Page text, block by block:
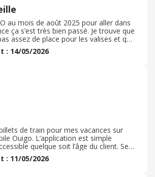
au mois de août 2025 pour aller dans
ça s’est très bien passé. Je trouve que
assez de place pour les valises et que
fois des personnes qui parlent au
respecte pas le silence dans le train,
prix ont assez augmenté par rapport
mais ça reste toujours accessible
?
: 14/05/2026
de train pour mes vacances sur
Ouigo. L’application est simple
quelque soit l’âge du client. Seul
billets mais ça c’est la faute de notre
pas grand chose à voir avec Ouigo je
: 11/05/2026